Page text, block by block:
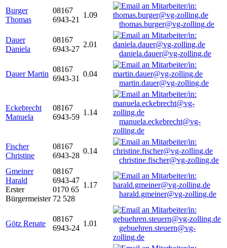
Burger
Thomas
08167
6943-21
1.09
thomas.burger@vg-zolling.de
Dauer
Daniela
08167
6943-27
2.01
daniela.dauer@vg-zolling.de
Dauer Martin
08167
6943-31
0.04
martin.dauer@vg-zolling.de
Eckebrecht
Manuela
08167
6943-59
1.14
manuela.eckebrecht@vg-
zolling.de
Fischer
Christine
08167
6943-28
0.14
christine.fischer@vg-zolling.de
Gmeiner
Harald
Erster
Bürgermeister
08167
6943-47
0170 65
72 528
1.17
harald.gmeiner@vg-zolling.de
Götz Renate
08167
6943-24
1.01
gebuehren.steuern@vg-
zolling.de